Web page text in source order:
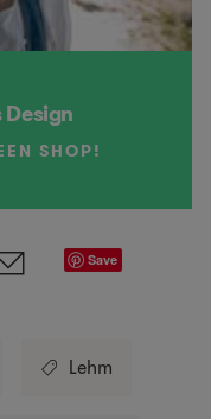
SHOP!
Save
Lehm